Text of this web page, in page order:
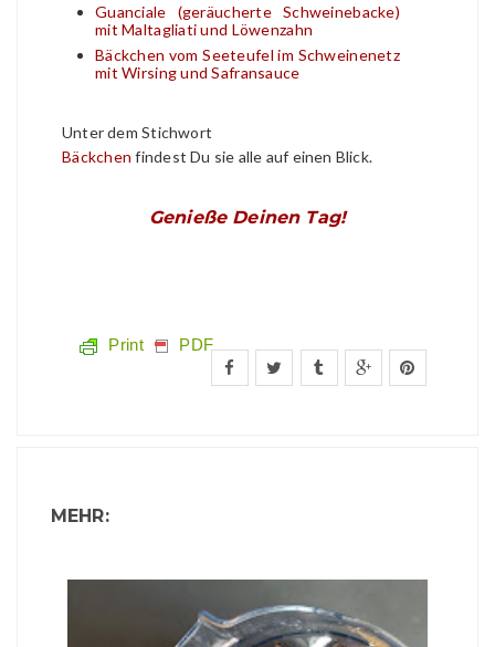
Guanciale (geräucherte Schweinebacke)
mit Maltagliati und Löwenzahn
Bäckchen vom Seeteufel im Schweinenetz
mit Wirsing und Safransauce
Unter dem Stichwort
Bäckchen findest Du sie alle auf einen Blick.
Genieße Deinen Tag!
Print PDF
MEHR: